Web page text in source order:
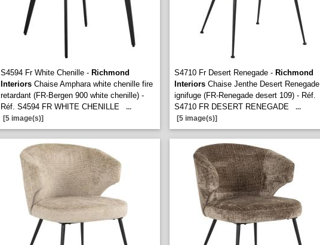
S4594 Fr White Chenille - Richmond
Interiors Chaise Amphara white chenille fire
retardant (FR-Bergen 900 white chenille) -
Réf. S4594 FR WHITE CHENILLE
...
[5 image(s)]
S4710 Fr Desert Renegade - Richmond
Interiors Chaise Jenthe Desert Renegade
ignifuge (FR-Renegade desert 109) - Réf.
S4710 FR DESERT RENEGADE
...
[5 image(s)]